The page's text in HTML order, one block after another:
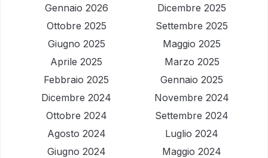
Gennaio 2026
Dicembre 2025
Ottobre 2025
Settembre 2025
Giugno 2025
Maggio 2025
Aprile 2025
Marzo 2025
Febbraio 2025
Gennaio 2025
Dicembre 2024
Novembre 2024
Ottobre 2024
Settembre 2024
Agosto 2024
Luglio 2024
Giugno 2024
Maggio 2024